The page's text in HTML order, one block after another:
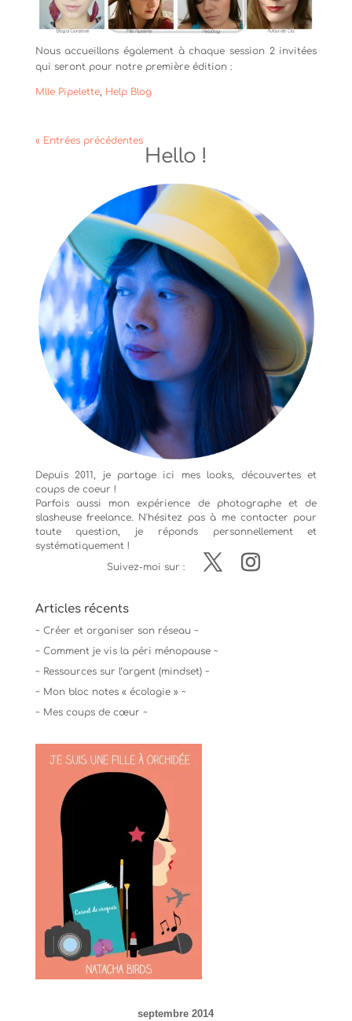
Nous accueillons également à chaque session 2 invitées
qui seront pour notre première édition :
Mlle Pipelette, Help Blog
« Entrées précédentes
Hello !
Depuis 2011, je partage ici mes looks, découvertes et
coups de coeur !
Parfois aussi mon expérience de photographeet de
slasheuse freelance. N'hésitez pas à me contacter pour
toute question, je réponds personnellement et
systématiquement !
Suivez-moi sur :
Articles récents
~ Créer et organiser son réseau ~
~ Comment je vis la péri ménopause ~
~ Ressources sur l’argent (mindset) ~
~ Mon bloc notes « écologie » ~
~ Mes coups de cœur ~
septembre 2014